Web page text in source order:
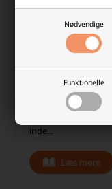
Nødvendige
Funktionelle
lanternen er den
følgesvend, der kan
skabe en hyggelig
atmosfære og levere
uanset hvor du er.
dens alsidighed, let
betjening og
farver er Nitecore
den perfekte
inde...
Læs mere